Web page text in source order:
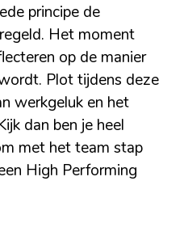
principe de
Het moment
op de manier
Plot tijdens deze
werkgeluk en het
dan ben je heel
met het team stap
High Performing